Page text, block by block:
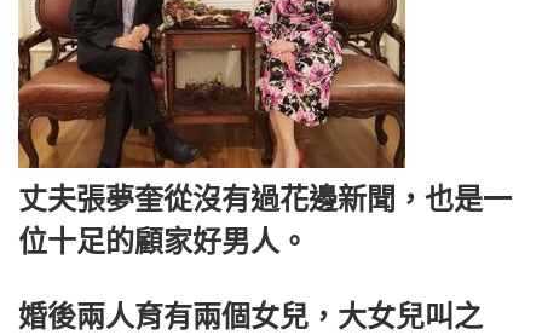
丈夫張夢奎從沒有過花邊新聞，也是一
位十足的顧家好男人。
婚後兩人育有兩個女兒，大女兒叫之